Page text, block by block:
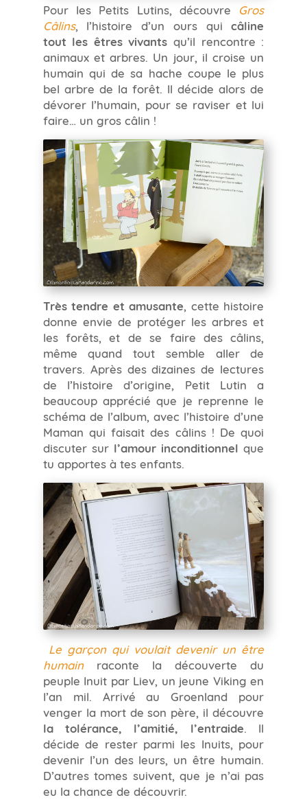
Pour les Petits Lutins, découvre Gros
Câlins, l’histoire d’un ours quicâline
tout les êtres vivants qu’il rencontre :
animaux et arbres. Un jour, il croise un
humain qui de sa hache coupe le plus
bel arbre de la forêt. Il décide alors de
dévorer l’humain, pour se raviser et lui
faire… un gros câlin !
Très tendre et amusante, cette histoire
donne envie de protéger les arbres et
les forêts, et de se faire des câlins,
même quand tout semble aller de
travers. Après des dizaines de lectures
de l’histoire d’origine, Petit Lutin a
beaucoup apprécié que je reprenne le
schéma de l’album, avec l’histoire d’une
Maman qui faisait des câlins ! De quoi
discuter sur l’amour inconditionnel que
tu apportes à tes enfants.
Le garçon qui voulait devenir un être
humainraconte la découverte du
peuple Inuit par Liev, un jeune Viking en
l’an mil. Arrivé au Groenland pour
venger la mort de son père, il découvre
la tolérance, l’amitié, l’entraide. Il
décide de rester parmi les Inuits, pour
devenir l’un des leurs, un être humain.
D’autres tomes suivent, que je n’ai pas
eu la chance de découvrir.